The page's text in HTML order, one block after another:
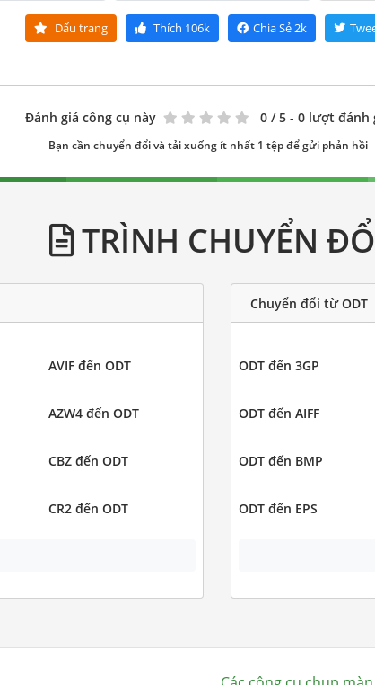
Dấu trang Thích 106k Chia Sẻ2k
Đánh giá công cụ này 0 / 5 - 0 lượt đánh
Bạn cần chuyển đổi và tải xuống ít nhất 1 tệp để gửi phản hồi
TRÌNH CHUYỂN
AVIF đến ODT
AZW4 đến ODT
CBZ đến ODT
CR2 đến ODT
Chuyển đổi từ ODT
ODT đến 3GP
ODT đến AIFF
ODT đến BMP
ODT đến EPS